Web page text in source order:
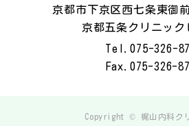
京都市下京区西七条東御
京都五条クリニック
Tel.075-326-
Fax. 075-326-
Copyright © 梶山内科ク